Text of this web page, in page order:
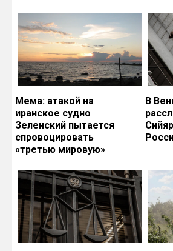
Мема: атакой на
иранское судно
Зеленский пытается
спровоцировать
«третью мировую»
В